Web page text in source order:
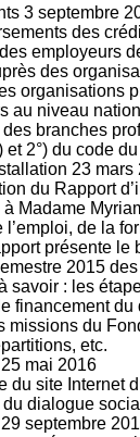
3 septembre
des
employeurs
des
organisations
au niveau
branches
et 2°) du code
23 mars
du Rapport
Madame
l’emploi, de la
présente
2015
savoir : les
financement
missions du
etc.
25 mai 2016
du site Internet
dialogue
29 septembre